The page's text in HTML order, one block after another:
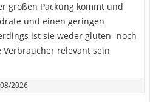
großen Packung kommt und
und einen geringen
ist sie weder gluten- noch
relevant sein
08/2026